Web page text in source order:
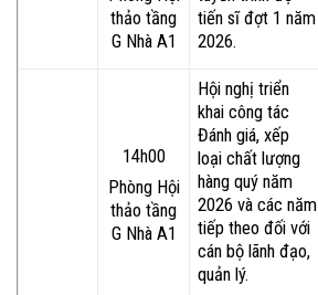
thảo tầng
G Nhà A1
tiến sĩ đợt 1 năm
2026.
14h00
Phòng Hội
thảo tầng
G Nhà A1
Hội nghị triển
khai công tác
Đánh giá, xếp
loại chất lượng
hàng quý năm
2026 và các năm
tiếp theo đối với
cán bộ lãnh đạo,
quản lý.